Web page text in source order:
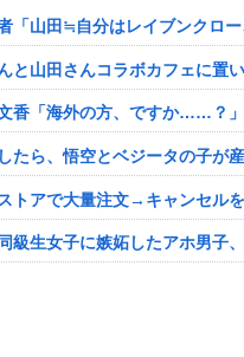
「山田≒自分はレイブンクロ
と山田さんコラボカフェに置
香「海外の方、ですか……？
たら、悟空とベジータの子が